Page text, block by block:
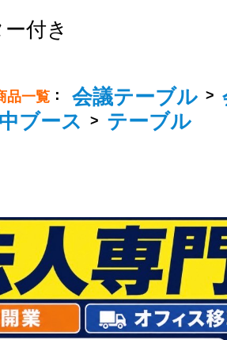
付き
品一覧 ： 会議テーブル >
ブース
> テーブル